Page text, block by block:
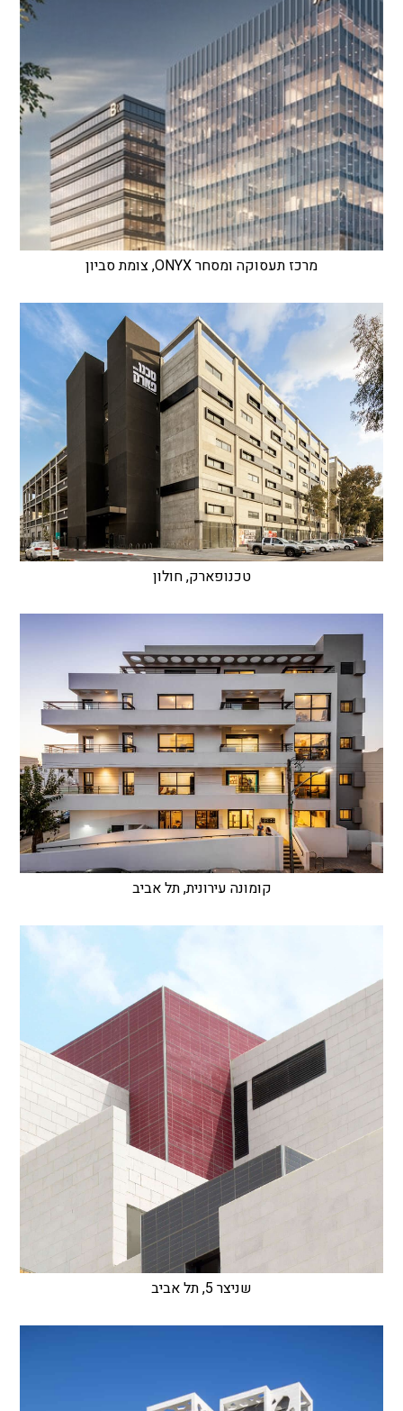
מרכז תעסוקה ומסחר ONYX, צומת סביון
טכנופארק, חולון
קומונה עירונית, תל אביב
שניצר 5, תל אביב